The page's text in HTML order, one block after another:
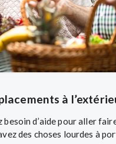
à
besoin d’aide pour aller
des choses lourdes à